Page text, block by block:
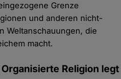
Grenze
und anderen nicht-
Weltanschauungen, die
macht.
Organisierte Religion legt